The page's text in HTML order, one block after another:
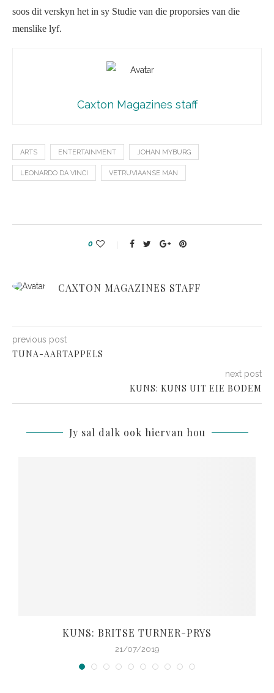
soos dit verskyn het in sy Studie van die proporsies van die
menslike lyf.
Caxton Magazines staff
ARTS ENTERTAINMENT JOHAN MYBURG
LEONARDO DA VINCI VETRUVIAANSE MAN
0
CAXTON MAGAZINES STAFF
previous post
TUNA-AARTAPPELS
next post
KUNS: KUNS UIT EIE BODEM
Jy sal dalk ook hiervan hou
KUNS: BRITSE TURNER-PRYS
21/07/2019